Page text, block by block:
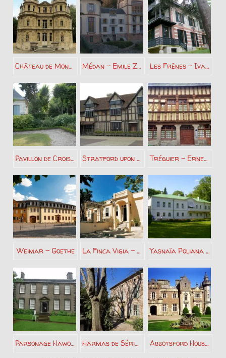
Château de Monte-Cristo – Alexandre Dumas Médan – Emile Zola Les Frênes – Ivan Tourguéniev
Pavillon de Croisset – Gustave Flaubert Stratford upon Avon – William Shakespeare Tréguier – Ernest Renan
Weimar – Goethe La Finca Vigia – Ernest Hemingway Yasnaïa Poliana – Léon Tolstoï
Parsonage Haworth – Les Brontë Harmas de Sérignan – Jean Henri Fabre Abbotsford House – Walter Scott